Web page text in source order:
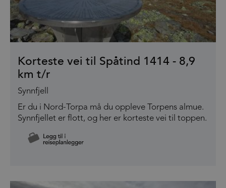
Korteste vei til Spåtind 1414 - 8,9
km t/r
Synnfjell
Er du i Nord-Torpa må du oppleve Torpens almue.
Synnfjellet er flott, og her er korteste vei til toppen.